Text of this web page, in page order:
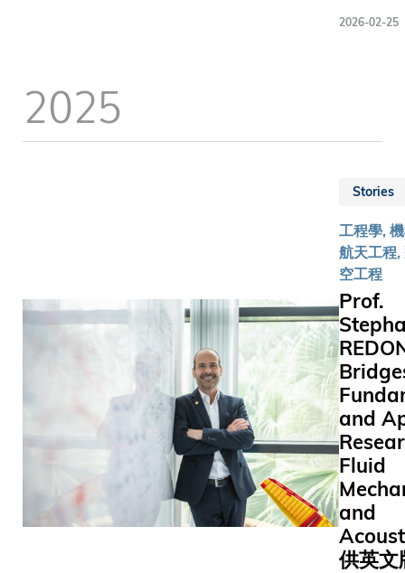
of a little
2026-02-25
2025
Stories
工程學,
航天工程,
空工程
Prof.
and
Fluid
and
供英文